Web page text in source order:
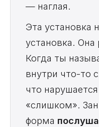
— наглая.
Эта установка
установка. Она
Когда ты
внутри что-то
что
«слишком».
форма